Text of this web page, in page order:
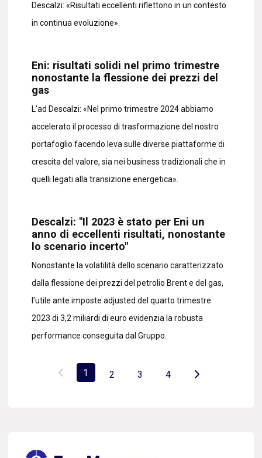
Descalzi: «Risultati eccellenti riflettono in un contesto
in continua evoluzione».
Eni: risultati solidi nel primo trimestre
nonostante la flessione dei prezzi del
gas
L’ad Descalzi: «Nel primo trimestre 2024 abbiamo
accelerato il processo di trasformazione del nostro
portafoglio facendo leva sulle diverse piattaforme di
crescita del valore, sia nei business tradizionali che in
quelli legati alla transizione energetica».
Descalzi: "Il 2023 è stato per Eni un
anno di eccellenti risultati, nonostante
lo scenario incerto"
Nonostante la volatilità dello scenario caratterizzato
dalla flessione dei prezzi del petrolio Brent e del gas,
l'utile ante imposte adjusted del quarto trimestre
2023 di 3,2 miliardi di euro evidenzia la robusta
performance conseguita dal Gruppo.
1 2 3 4